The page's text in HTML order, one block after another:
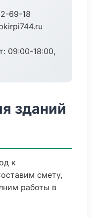
69-18
09:00-18:00,
зданий
к
смету,
работы в